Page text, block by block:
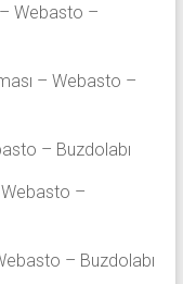
– Webasto –
– Webasto –
– Buzdolabı
Webasto –
– Buzdolabı